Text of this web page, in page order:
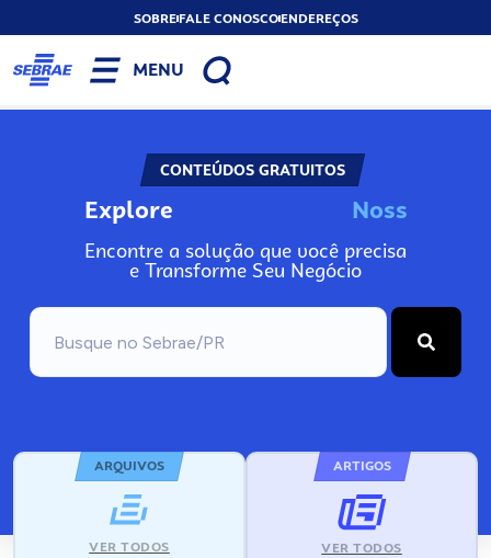
SOBREFALE CONOSCOENDEREÇOS
MENU
CONTEÚDOS GRATUITOS
Explore No
Encontre a solução que você precisa
e Transforme Seu Negócio
ARQUIVOS
VER TODOS
ARTIGOS
VER TODOS